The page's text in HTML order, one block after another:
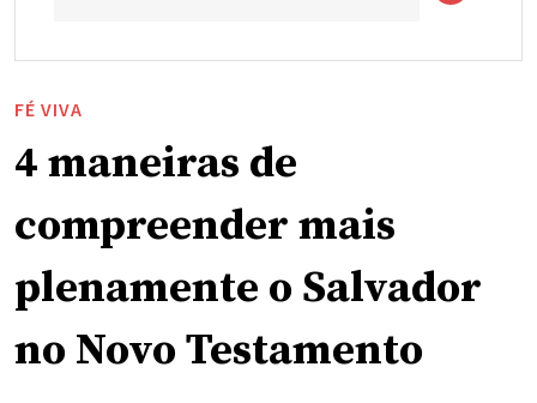
FÉ VIVA
4 maneiras de
compreender mais
plenamente o Salvador
no Novo Testamento